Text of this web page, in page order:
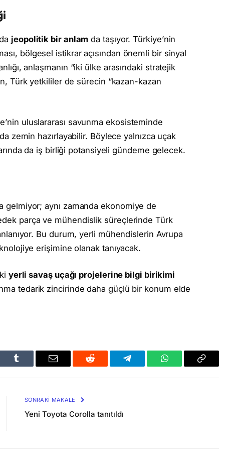
jeopolitik bir anlam da taşıyor. Türkiye’nin
bölgesel istikrar açısından önemli bir sinyal
anlaşmanın “iki ülke arasındaki stratejik
Türk yetkililer de sürecin “kazan-kazan
uluslararası savunma ekosisteminde
da zemin hazırlayabilir. Böylece yalnızca uçak
da iş birliği potansiyeli gündeme gelecek.
gelmiyor; aynı zamanda ekonomiye de
parça ve mühendislik süreçlerinde Türk
Bu durum, yerli mühendislerin Avrupa
erişimine olanak tanıyacak.
yerli savaş uçağı projelerine bilgi birikimi
tedarik zincirinde daha güçlü bir konum elde
Tumblr Email Reddit Telegram WhatsAppBağlantıyı
SONRAKI MAKALE
Yeni Toyota Corolla tanıtıldı